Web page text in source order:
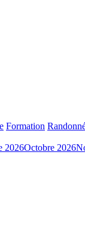
Formation
2026Octobre 2026